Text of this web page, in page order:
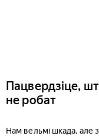
Пацвердзіце,
не робат
Нам вельмі шкада, але